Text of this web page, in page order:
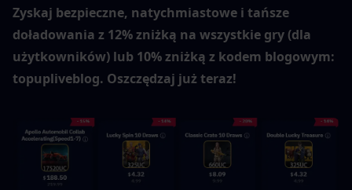
Zyskaj bezpieczne, natychmiastowe i tańsze
doładowania z 12% zniżką na wszystkie gry (dla
użytkowników) lub 10% zniżką z kodem blogowym:
topupliveblog. Oszczędzaj już teraz!